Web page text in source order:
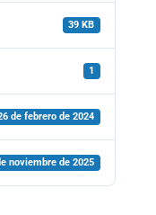
39 KB
1
de febrero de 2024
noviembre de 2025